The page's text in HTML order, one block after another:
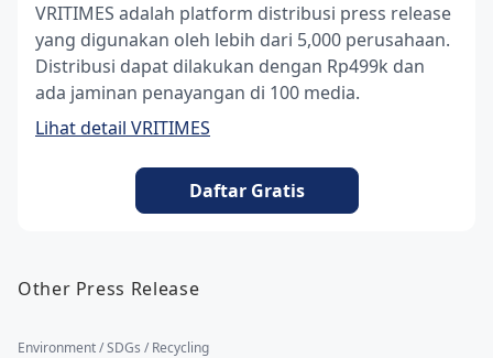
VRITIMES adalah platform distribusi press release
yang digunakan oleh lebih dari 5,000 perusahaan.
Distribusi dapat dilakukan dengan Rp499k dan
ada jaminan penayangan di 100 media.
Lihat detail VRITIMES
Daftar Gratis
Other Press Release
Environment / SDGs / Recycling